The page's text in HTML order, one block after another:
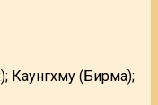
Каунгхму (Бирма);